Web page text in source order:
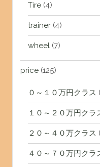
Tire(4)
trainer(4)
wheel(7)
price(125)
０～１０万円クラス
１０～２０万円クラ
２０～４０万クラス
４０～７０万円クラ